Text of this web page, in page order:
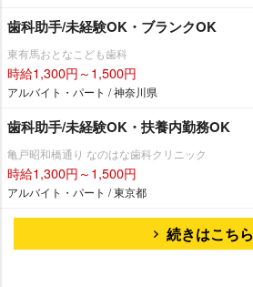
歯科助手/未経験OK・ブランクOK
東有馬おとなこども歯科
時給1,300円～1,500円
アルバイト・パート / 神奈川県
歯科助手/未経験OK・扶養内勤務OK
亀戸昭和橋通り なのはな歯科クリニック
時給1,300円～1,500円
アルバイト・パート / 東京都
続きはこちら